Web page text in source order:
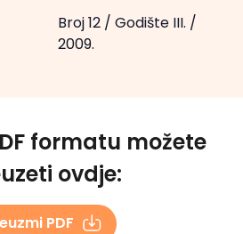
Broj 12/ Godište III. /
2009.
formatu možete
ovdje:
PDF